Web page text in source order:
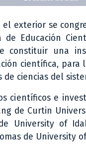
exterior se
Educación
constituir una
científica,
ciencias del
científicos e
de Curtin
University of
de University